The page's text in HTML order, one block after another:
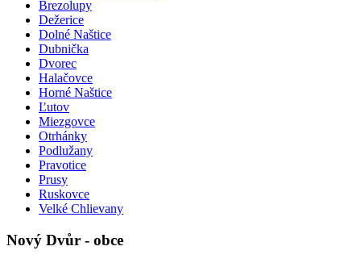
Brezolupy
Dežerice
Dolné Naštice
Dubnička
Dvorec
Halačovce
Horné Naštice
Ľutov
Miezgovce
Otrhánky
Podlužany
Pravotice
Prusy
Ruskovce
Velké Chlievany
Nový Dvůr - obce